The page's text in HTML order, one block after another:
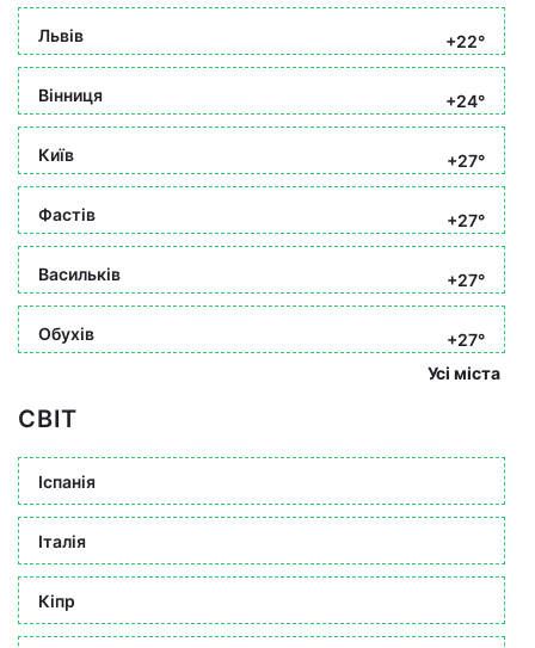
Львів +22°
Вінниця +24°
Київ +27°
Фастів +27°
Васильків +27°
Обухів
+27°
Усі міста
СВІТ
Іспанія
Італія
Кіпр